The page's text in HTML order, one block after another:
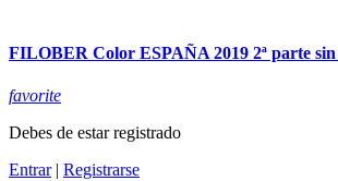
FILOBER Color ESPAÑA 2019 2ª parte
favorite
Debes de estar registrado
Entrar| Registrarse